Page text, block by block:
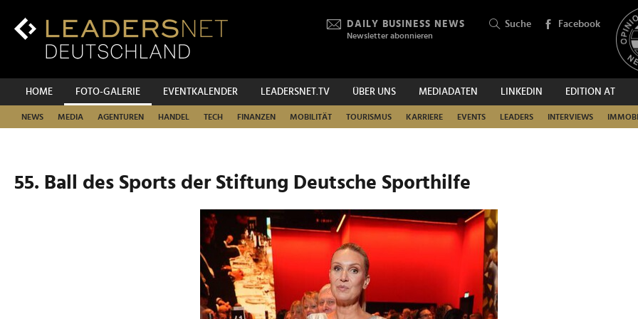
Inhalt
Hauptnavigation
DAILY BUSINESS NEWS
Newsletter abonnieren
Suche Facebook
HOME FOTO-GALERIE EVENTKALENDER LEADERSNET.TV ÜBER UNS MEDIADATEN LINKEDIN EDITION AT
NEWS MEDIA AGENTUREN HANDEL TECH FINANZEN MOBILITÄT TOURISMUS KARRIERE EVENTS LEADERS INTERVIEWS
SUCHEN
55. Ball des Sports der Stiftung Deutsche Sporthilfe